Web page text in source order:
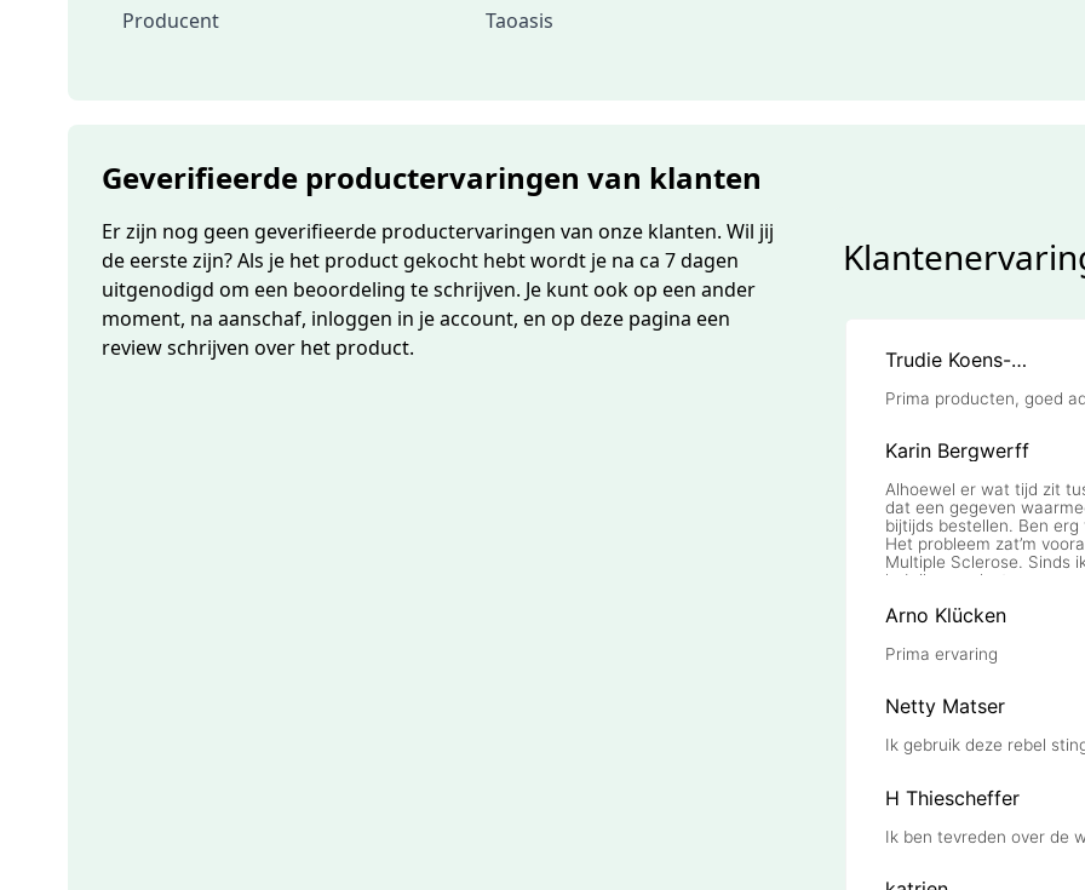
Producent Taoasis
Geverifieerde productervaringen van klanten
Er zijn nog geen geverifieerde productervaringen van onze klanten. Wil jij
de eerste zijn? Als je het product gekocht hebt wordt je na ca 7 dagen
uitgenodigd om een beoordeling te schrijven. Je kunt ook op een ander
moment, na aanschaf, inloggen in je account, en op deze pagina een
review schrijven over het product.